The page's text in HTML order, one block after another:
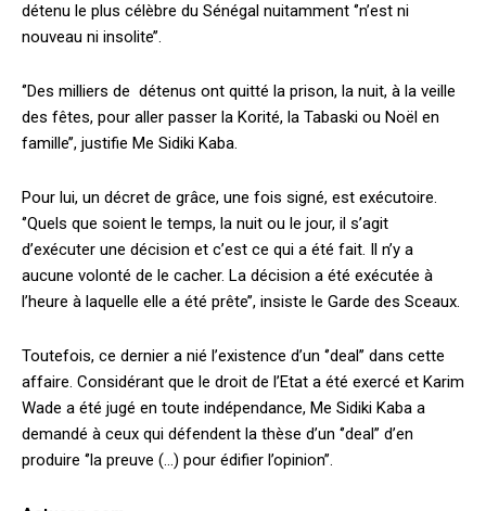
détenu le plus célèbre du Sénégal nuitamment ‘’n’est ni
nouveau ni insolite’’.
‘’Des milliers de détenus ont quitté la prison, la nuit, à la veille
des fêtes, pour aller passer la Korité, la Tabaski ou Noël en
famille’’, justifie Me Sidiki Kaba.
Pour lui, un décret de grâce, une fois signé, est exécutoire.
‘’Quels que soient le temps, la nuit ou le jour, il s’agit
d’exécuter une décision et c’est ce qui a été fait. Il n’y a
aucune volonté de le cacher. La décision a été exécutée à
l’heure à laquelle elle a été prête’’, insiste le Garde des Sceaux.
Toutefois, ce dernier a nié l’existence d’un ‘’deal’’ dans cette
affaire. Considérant que le droit de l’Etat a été exercé et Karim
Wade a été jugé en toute indépendance, Me Sidiki Kaba a
demandé à ceux qui défendent la thèse d’un ‘’deal’’ d’en
produire ‘’la preuve (…) pour édifier l’opinion’’.